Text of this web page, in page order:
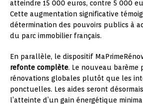
atteindre 15 000 euros, contre 5 000
Cette augmentation significative
détermination des pouvoirs publics à
du parc immobilier français.
En parallèle, le dispositif
refonte complète. Le nouveau barème
rénovations globales plutôt que les
ponctuelles. Les aides seront
l’atteinte d’un gain énergétique